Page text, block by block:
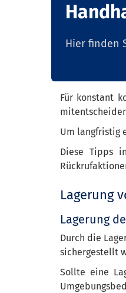
Hier finden
Für konstant
Um langfristig
Diese Tipps
Lagerung
Lagerung
Durch die
sichergestellt
Sollte eine